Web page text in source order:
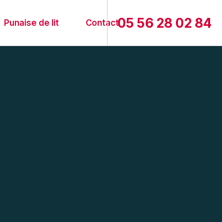
Punaise de lit Contact05 56 28 02 84